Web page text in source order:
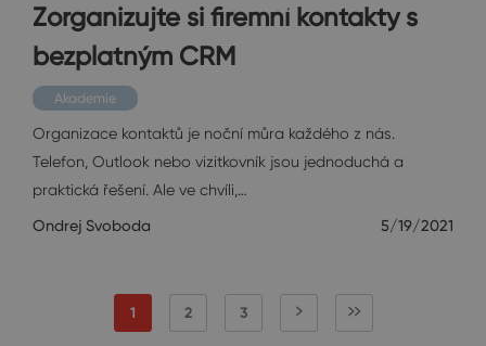
Zorganizujte si firemní kontakty s
bezplatným CRM
Akademie
Organizace kontaktů je noční můra každého z nás.
Telefon, Outlook nebo vizitkovník jsou jednoduchá a
praktická řešení. Ale ve chvíli,…
Ondrej Svoboda 5/19/2021
1 2 3